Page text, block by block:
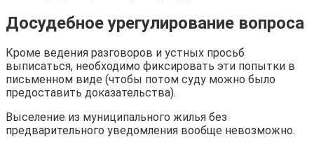
Досудебное урегулирование вопроса
Кроме ведения разговоров и устных просьб
выписаться, необходимо фиксировать эти попытки в
письменном виде (чтобы потом суду можно было
предоставить доказательства).
Выселение из муниципального жилья без
предварительного уведомления вообще невозможно.